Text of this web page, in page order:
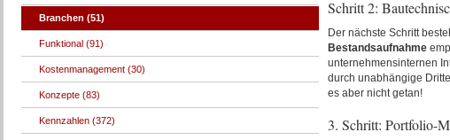
Schritt 2:
Der nächste Schritt
Bestandsaufnahme
unternehmensinternen
durch unabhängige
es aber nicht getan!
3. Schritt: Portfolio-
Branchen (51)
Funktional (91)
Kostenmanagement (30)
Konzepte (83)
Kennzahlen (372)